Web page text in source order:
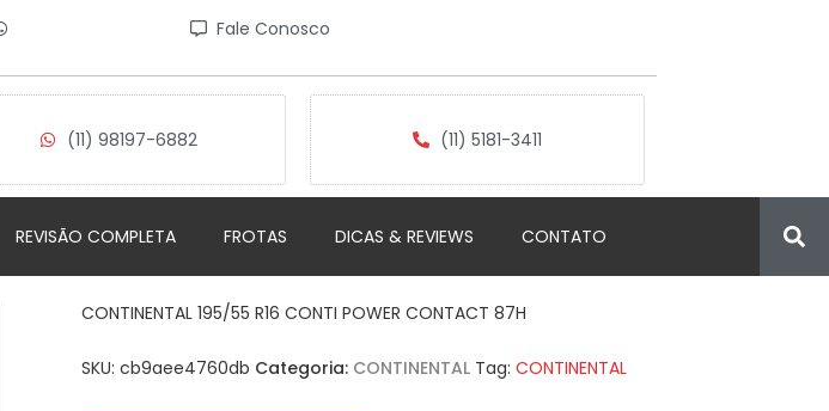
Fale Conosco
(11) 98197-6882 (11) 5181-3411
REVISÃO COMPLETA FROTAS DICAS & REVIEWS CONTATO
CONTINENTAL 195/55 R16 CONTI POWER CONTACT 87H
SKU:cb9aee4760db Categoria: CONTINENTAL Tag:CONTINENTAL